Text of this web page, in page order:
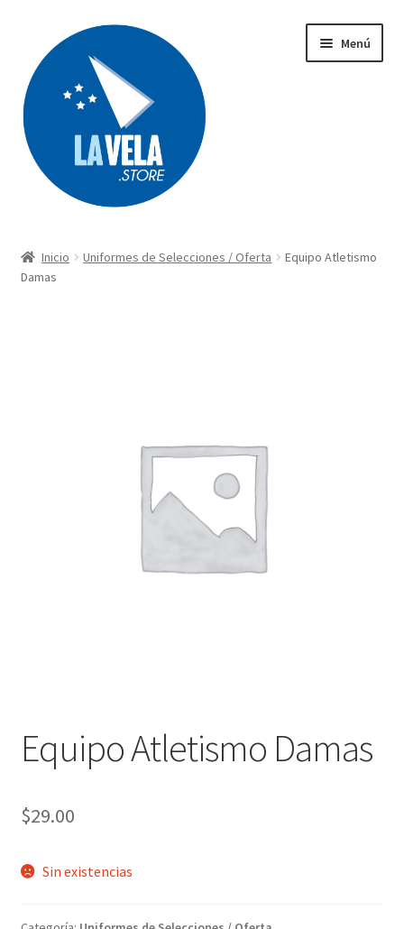
la
navegación
contenido
Menú
Acerca de Lavela
Inicio Uniformes de Selecciones / Oferta
Equipo Atletismo
Damas
Equipo Atletismo Damas
$29.00
Sin existencias